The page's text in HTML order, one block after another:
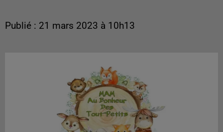
Publié : 21 mars 2023 à 10h13